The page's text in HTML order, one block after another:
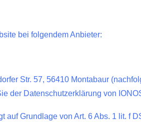
bei folgendem Anbieter:
Str. 57, 56410 Montabaur
der Datenschutzerklärung von
auf Grundlage von Art. 6 Abs. 1 lit. f